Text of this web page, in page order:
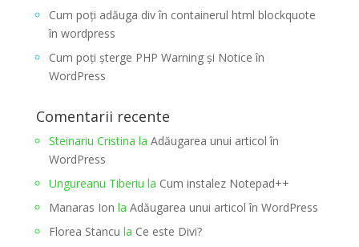
Cum poți adăuga div în containerul html blockquote
în wordpress
Cum poți șterge PHP Warning și Notice în
WordPress
Comentarii recente
Steinariu Cristina la Adăugarea unui articol în
WordPress
Ungureanu Tiberiu la Cum instalez Notepad++
Manaras Ion la Adăugarea unui articol în WordPress
Florea Stancu la Ce este Divi?